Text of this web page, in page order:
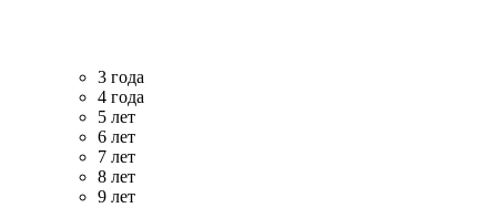
3 года
4 года
5 лет
6 лет
7 лет
8 лет
9 лет